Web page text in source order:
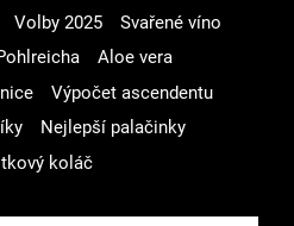
Volby 2025
Svařené víno
Aloe vera
Výpočet ascendentu
Nejlepší palačinky
koláč